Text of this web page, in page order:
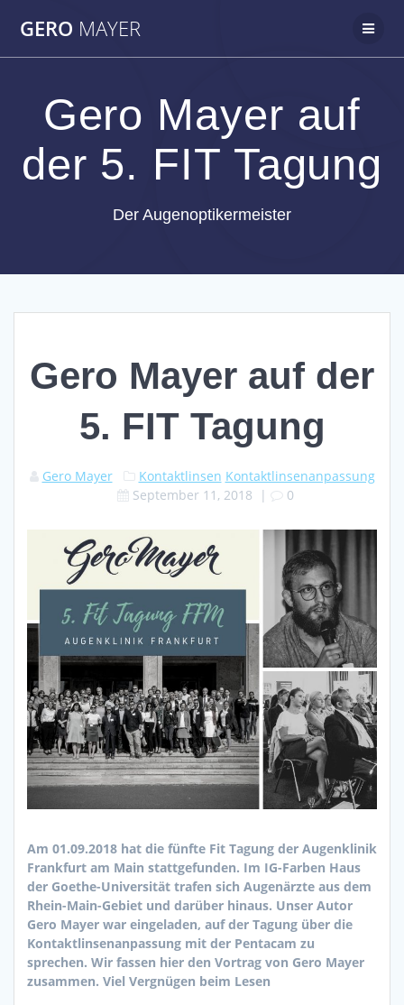
GERO MAYER
Gero Mayer auf
der 5. FIT Tagung
Der Augenoptikermeister
Gero Mayer auf der
5. FIT Tagung
Gero Mayer Kontaktlinsen Kontaktlinsenanpassung
September 11, 2018 | 0
Am 01.09.2018 hat die fünfte Fit Tagung der Augenklinik
Frankfurt am Main stattgefunden. Im IG-Farben Haus
der Goethe-Universität trafen sich Augenärzte aus dem
Rhein-Main-Gebiet und darüber hinaus. Unser Autor
Gero Mayer war eingeladen, auf der Tagung über die
Kontaktlinsenanpassung mit der Pentacam zu
sprechen. Wir fassen hier den Vortrag von Gero Mayer
zusammen. Viel Vergnügen beim Lesen